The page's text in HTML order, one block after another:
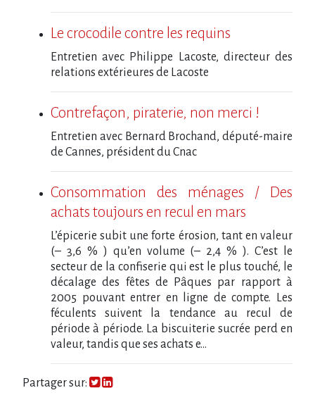
Le crocodile contre les requins
Entretien avec Philippe Lacoste, directeur des
relations extérieures de Lacoste
Contrefaçon, piraterie, non merci !
Entretien avec Bernard Brochand, député-maire
de Cannes, président du Cnac
Consommation des ménages / Des
achats toujours en recul en mars
L’épicerie subit une forte érosion, tant en valeur
(– 3,6 % ) qu’en volume (– 2,4 % ). C’est le
secteur de la confiserie qui est le plus touché, le
décalage des fêtes de Pâques par rapport à
2005 pouvant entrer en ligne de compte. Les
féculents suivent la tendance au recul de
période à période. La biscuiterie sucrée perd en
valeur, tandis que ses achats e...
Partager sur: